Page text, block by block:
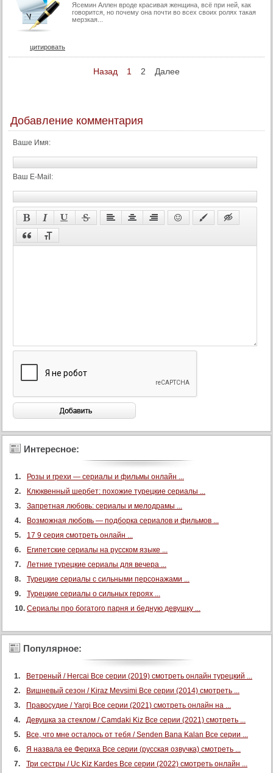
Ясемин Аллен вроде красивая женщина, всё при ней, как
говорится, но почему она почти во всех своих ролях такая
мерзкая...
цитировать
Назад 1 2 Далее
Добавление комментария
Ваше Имя:
Ваш E-Mail:
Интересное:
Розы и грехи — сериалы и фильмы онлайн ...
Клюквенный шербет: похожие турецкие сериалы ...
Запретная любовь: сериалы и мелодрамы ...
Возможная любовь — подборка сериалов и фильмов ...
17 9 серия смотреть онлайн ...
Египетские сериалы на русском языке ...
Летние турецкие сериалы для вечера ...
Турецкие сериалы с сильными персонажами ...
Турецкие сериалы о сильных героях ...
Сериалы про богатого парня и бедную девушку ...
Популярное:
Ветреный / Hercai Все серии (2019) смотреть онлайн турецкий ...
Вишневый сезон / Kiraz Mevsimi Все серии (2014) смотреть ...
Правосудие / Yargi Все серии (2021) смотреть онлайн на ...
Девушка за стеклом / Camdaki Kiz Все серии (2021) смотреть ...
Все, что мне осталось от тебя / Senden Bana Kalan Все серии ...
Я назвала ее Фериха Все серии (русская озвучка) смотреть ...
Три сестры / Uc Kiz Kardes Все серии (2022) смотреть онлайн ...